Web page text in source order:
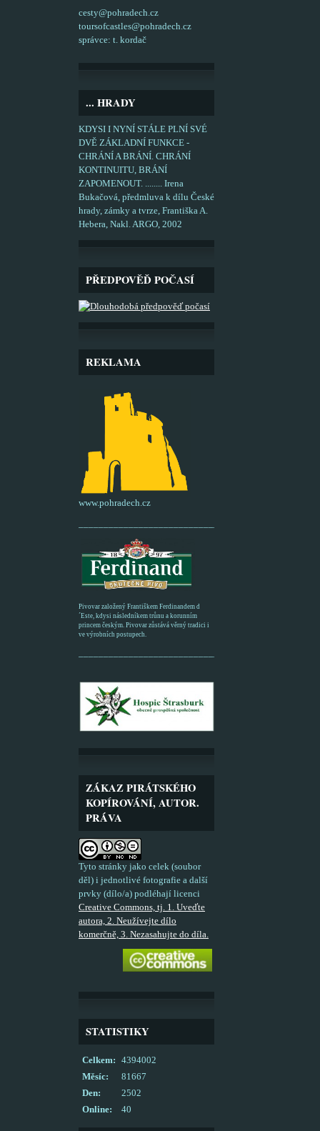
cesty@pohradech.cz
toursofcastles@pohradech.cz
správce: t. kordač
... HRADY
KDYSI I NYNÍ STÁLE PLNÍ SVÉ
DVĚ ZÁKLADNÍ FUNKCE -
CHRÁNÍ A BRÁNÍ. CHRÁNÍ
KONTINUITU, BRÁNÍ
ZAPOMENOUT. ........ Irena
Bukačová, předmluva k dílu České
hrady, zámky a tvrze, Františka A.
Hebera, Nakl. ARGO, 2002
PŘEDPOVĚĎ POČASÍ
REKLAMA
www.pohradech.cz
Pivovar založený Františkem Ferdinandem d
´Este, kdysi následníkem trůnu a korunním
princem českým. Pivovar zůstává věrný tradici i
ve výrobních postupech.
ZÁKAZ PIRÁTSKÉHO
KOPÍROVÁNÍ, AUTOR.
PRÁVA
Tyto stránky jako celek (soubor
děl) i jednotlivé fotografie a další
prvky (dílo/a) podléhají licenci
Creative Commons, tj. 1. Uveďte
autora, 2. Neužívejte dílo
komerčně, 3. Nezasahujte do díla.
STATISTIKY
Online: 40
Celkem:
4394002
Měsíc:
81667
Den:
2502